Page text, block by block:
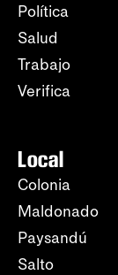
Política
Salud
Trabajo
Verifica
Local
Colonia
Maldonado
Paysandú
Salto